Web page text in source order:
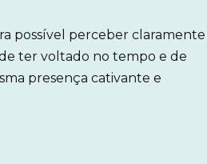
possível perceber claramente
ter voltado no tempo e de
presença cativante e